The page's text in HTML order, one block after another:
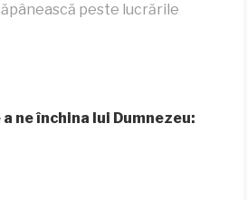
peste lucrările
ne închina lui Dumnezeu: